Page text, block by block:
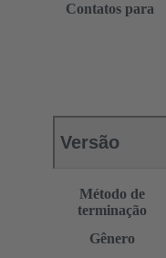
Contatos para
Versão
Método de
terminação
Gênero